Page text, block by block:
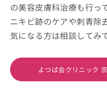
の美容皮膚科治療も行っ
ニキビ跡のケアや刺青除
気になる方は相談してみ
よつば会クリニック